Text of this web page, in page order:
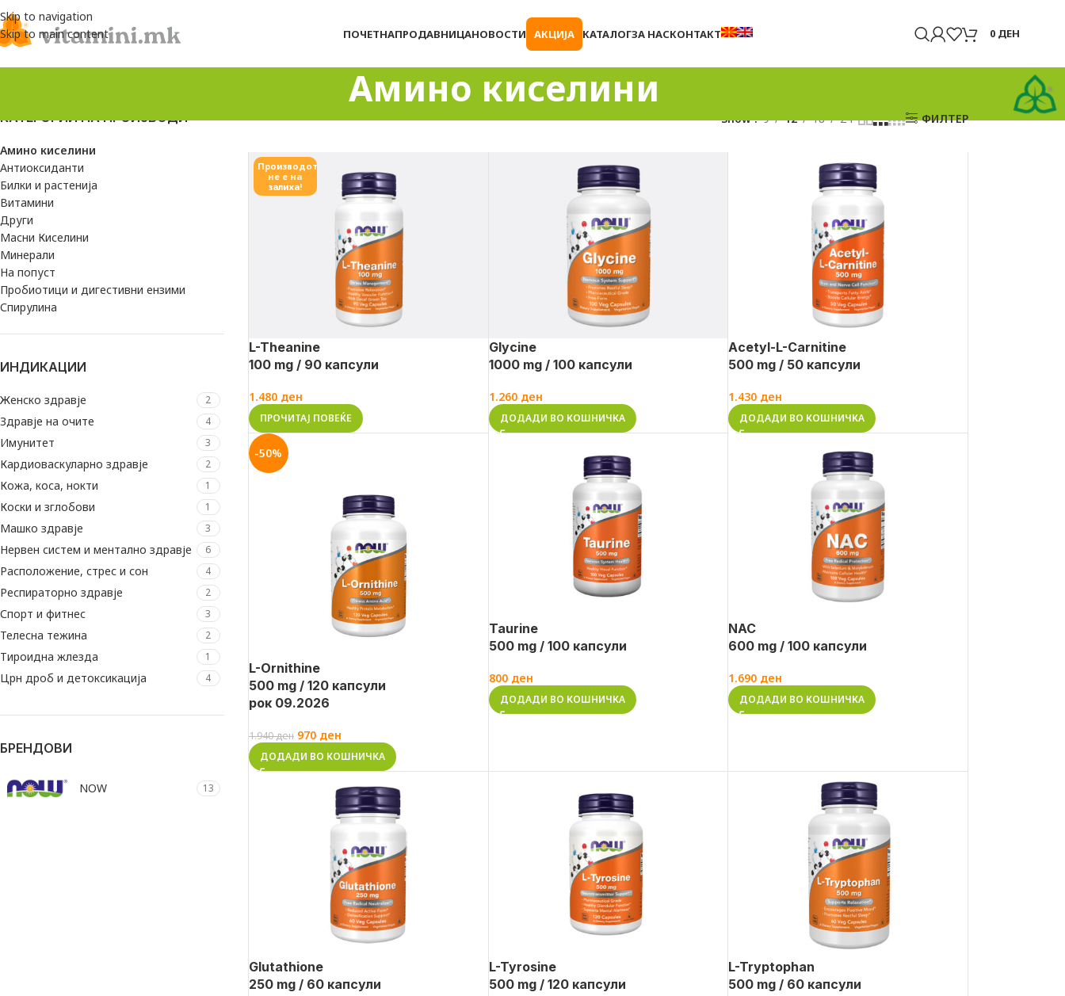
Skip to navigation
Skip to main content
ПОЧЕТНАПРОДАВНИЦАНОВОСТИ АКЦИЈА КАТАЛОГЗА НАСКОНТАКТ 0 ДЕН
Амино киселини
КАТЕГОРИИ НА ПРОИЗВОДИ
Амино киселини
Антиоксиданти
Билки и растенија
Витамини
Други
Масни Киселини
Минерали
На попуст
Пробиотици и дигестивни ензими
Спирулина
ИНДИКАЦИИ
Женско здравје 2
Здравје на очите 4
Имунитет 3
Кардиоваскуларно здравје 2
Кожа, коса, нокти 1
Коски и зглобови 1
Машко здравје 3
Нервен систем и ментално здравје 6
Расположение, стрес и сон 4
Респираторно здравје 2
Спорт и фитнес 3
Телесна тежина 2
Тироидна жлезда 1
Црн дроб и детоксикација 4
БРЕНДОВИ
NOW 13
Show 9 12 18 24 ФИЛТЕР
Производот
не е на
залиха!
L-Theanine
100 mg / 90 капсули
1.480 ден
ПРОЧИТАЈ ПОВЕЌЕ
Glycine
1000 mg / 100 капсули
1.260 ден
ДОДАДИ ВО КОШНИЧКА
Acetyl-L-Carnitine
500 mg / 50 капсули
1.430 ден
ДОДАДИ ВО КОШНИЧКА
-50%
L-Ornithine
500 mg / 120 капсули
рок 09.2026
1.940ден 970 ден
ДОДАДИ ВО КОШНИЧКА
Taurine
500 mg / 100 капсули
800 ден
ДОДАДИ ВО КОШНИЧКА
NAC
600 mg / 100 капсули
1.690 ден
ДОДАДИ ВО КОШНИЧКА
Glutathione
250 mg / 60 капсули
L-Tyrosine
500 mg / 120 капсули
L-Tryptophan
500 mg / 60 капсули